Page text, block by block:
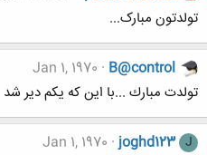
تولدتون مبارک...
B@control
Jan 1, 1970
تولدت مبارك ...با اين كه يكم دير شد
J
joghd123
Jan 1, 1970